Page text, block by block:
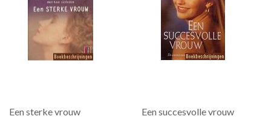
Een sterke vrouw Een succesvolle vrouw